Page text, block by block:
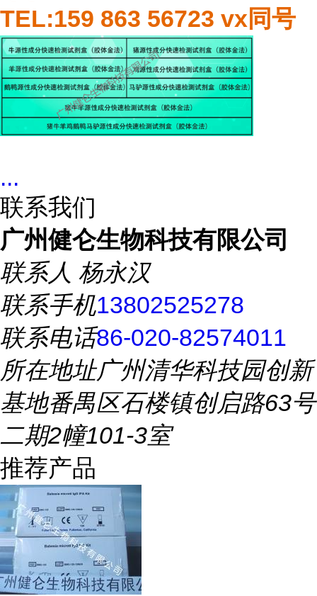
TEL:159 863 56723 vx同号
...
联系我们
广州健仑生物科技有限公司
联系人 杨永汉
联系手机13802525278
联系电话86-020-82574011
所在地址广州清华科技园创新
基地番禺区石楼镇创启路63号
二期2幢101-3室
推荐产品